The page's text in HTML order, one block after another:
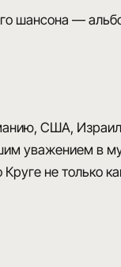
шансона —
США,
уважением в
не только